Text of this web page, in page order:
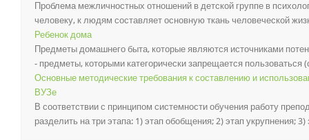
Проблема межличностных отношений в детской группе в
человеку, к людям составляет основную ткань человеческой
Ребенок дома
Предметы домашнего быта, которые являются источниками
- предметы, которыми категорически запрещается пользоваться
Основные методические требования к составлению и
ВУЗе
В соответствии с принципом системности обучения работу
разделить на три этапа: 1) этап обобщения; 2) этап укрупнения;